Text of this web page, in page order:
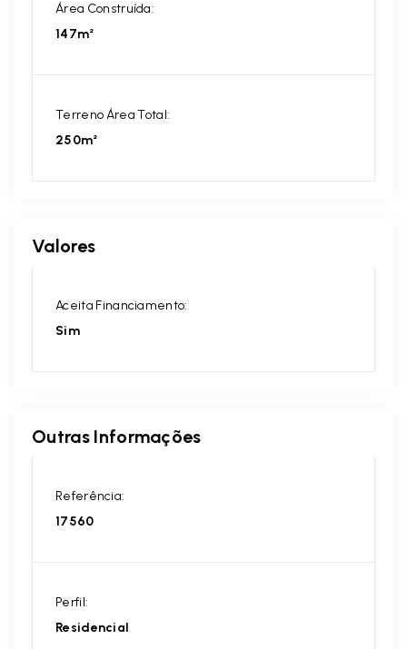
Área Construída:
147m²
Terreno Área Total:
250m²
Valores
Aceita Financiamento:
Sim
Outras Informações
Referência:
17560
Perfil:
Residencial